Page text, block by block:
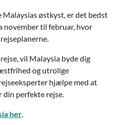
østkyst, er det bedst
november til februar, hvor
vil Malaysia byde dig
og utrolige
hjælpe med at
perfekte rejse.
her